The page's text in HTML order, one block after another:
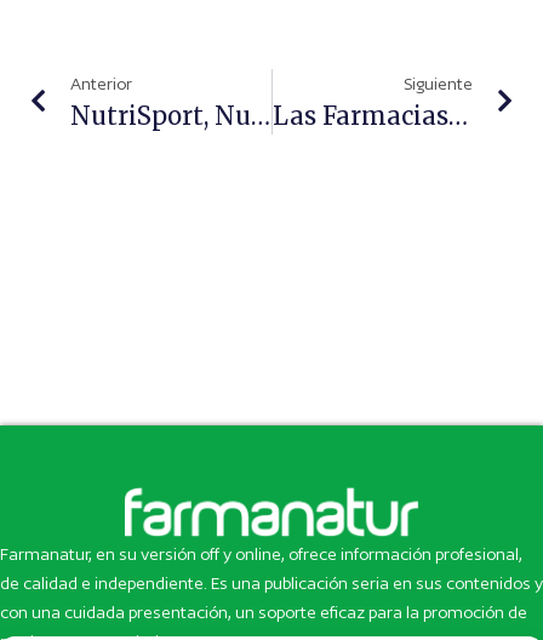
Anterior
NutriSport, Nuevo Colaborador De La Fundación Freno Al ICTUS
Siguiente
Las Farmacias De Ourense Realizan Más De 6.000 Test Rápidos Para Detectar Anticuerpos Frente Al SARS-COV-2
Farmanatur, en su versión off y online, ofrece información profesional,
de calidad e independiente. Es una publicación seria en sus contenidos y
con una cuidada presentación, un soporte eficaz para la promoción de